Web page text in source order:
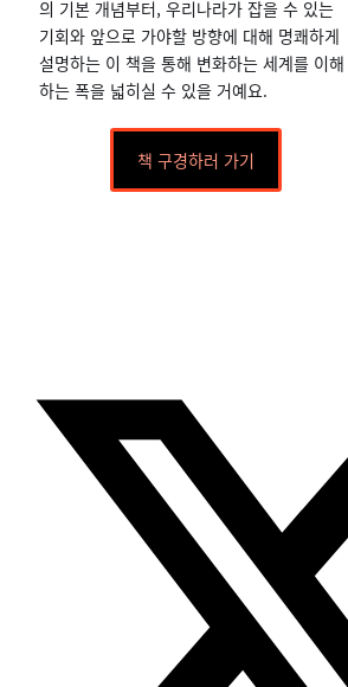
의 기본 개념부터, 우리나라가 잡을 수 있는
기회와 앞으로 가야할 방향에 대해 명쾌하게
설명하는 이 책을 통해 변화하는 세계를 이해
하는 폭을 넓히실 수 있을 거예요.
책 구경하러 가기